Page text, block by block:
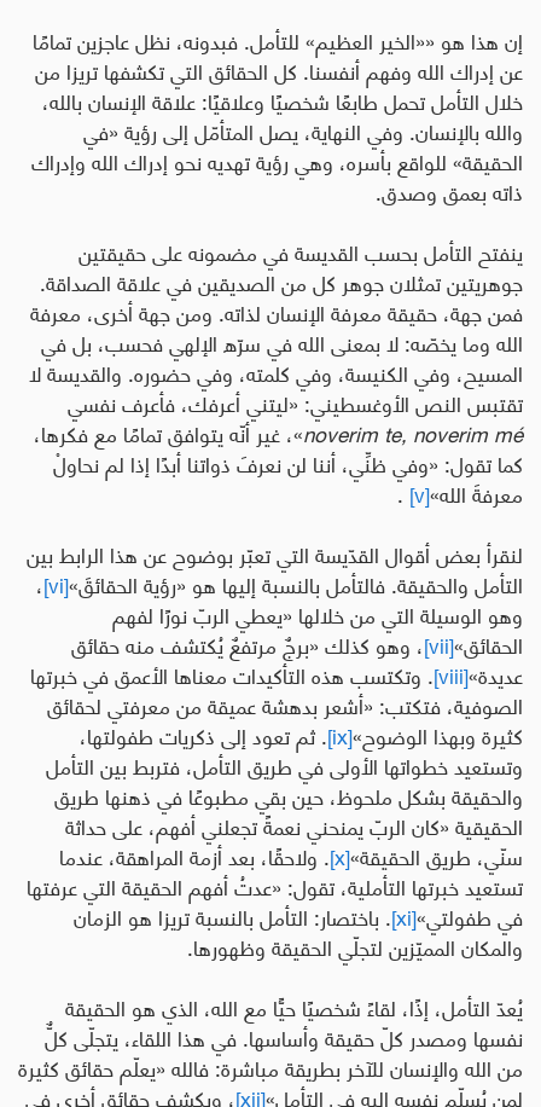
إن هذا هو ««الخير العظيم» للتأمل.فبدونه، نظل عاجزين تمامًا
عن إدراك الله وفهم أنفسنا. كل الحقائق التي تكشفها تريزا من
خلال التأمل تحمل طابعًا شخصيًا وعلاقيًا: علاقة الإنسان بالله،
والله بالإنسان. وفي النهاية، يصل المتأمّل إلى رؤية «في
الحقيقة» للواقع بأسره، وهي رؤية تهديه نحو إدراك الله وإدراك
ذاته بعمق وصدق.
ينفتح التأمل بحسب القديسة في مضمونه على حقيقتين
جوهريتين تمثلان جوهر كل من الصديقين في علاقة الصداقة.
فمن جهة، حقيقة معرفة الإنسان لذاته. ومن جهة أخرى، معرفة
الله وما يخصّه: لا بمعنى الله في سرّه الإلهي فحسب، بل في
المسيح، وفي الكنيسة، وفي كلمته، وفي حضوره. والقديسة لا
تقتبس النص الأوغسطيني: «ليتني أعرفك، فأعرف نفسي
noverim te, noverimmé »، غير أنّه يتوافق تمامًا مع فكرها،
كما تقول: «وفيظنِّي، أننا لن نعرفَ ذواتنا أبدًا إذا لم نحاولْ
معرفةَ الله»[v]
.
لنقرأ بعض أقوال القدّيسة التي تعبّر بوضوح عن هذا الرابط بين
التأمل والحقيقة. فالتأمل بالنسبة إليها هو «رؤية الحقائقَ»[vi] ،
وهو الوسيلة التي من خلالها «يعطي الربّ نورًا لفهم
الحقائق»[vii] ، وهو كذلك «برجٌ مرتفعٌ يُكتشف منه حقائق
عديدة»[viii]
. وتكتسب هذه التأكيدات معناها الأعمق في خبرتها
الصوفية، فتكتب: «أشعر بدهشة عميقة من معرفتي لحقائق
كثيرة وبهذا الوضوح»[ix] . ثم تعود إلى ذكريات طفولتها،
وتستعيد خطواتها الأولى في طريق التأمل، فتربط بين التأمل
والحقيقة بشكل ملحوظ، حين بقي مطبوعًا في ذهنها طريق
الحقيقية «كان الربّ يمنحني نعمةً تجعلني أفهم، على حداثة
سنّي، طريق الحقيقة»[x] . ولاحقًا، بعد أزمة المراهقة، عندما
تستعيد خبرتها التأملية، تقول: «عدتُ أفهم الحقيقة التي عرفتها
في طفولتي»
[xi] . باختصار: التأمل بالنسبة تريزا هو الزمان
والمكان المميّزين لتجلّي الحقيقة وظهورها.
يُعدّ التأمل، إذًا، لقاءً شخصيًا حيًّا مع الله، الذي هو الحقيقة
نفسها ومصدر كلّ حقيقة وأساسها.في هذا اللقاء، يتجلّى كلٌّ
من الله والإنسان للآخر بطريقة مباشرة: فالله «يعلّم حقائق كثيرة
لمن يُسلّم نفسه إليه في التأمل»[xii] ، ويكشف حقائق أخرى في